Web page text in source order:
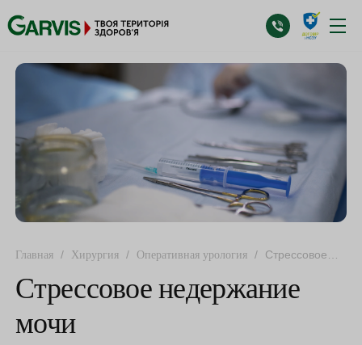
Главная / Хирургия / Оперативная урология /
Стрессовое
Стрессовое недержание
мочи